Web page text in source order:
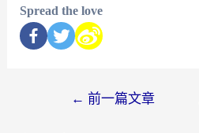
Spread the love
← 前一篇文章